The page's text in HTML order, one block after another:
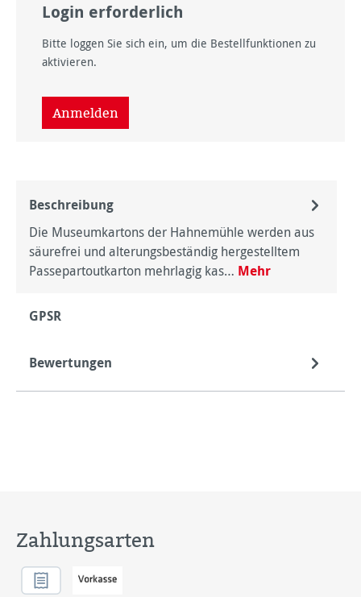
Login erforderlich
Bitte loggen Sie sich ein, um die Bestellfunktionen zu
aktivieren.
Anmelden
Beschreibung
Die Museumkartons der Hahnemühle werden aus
säurefrei und alterungsbeständig hergestelltem
Passepartoutkarton mehrlagig kas… Mehr
GPSR
Bewertungen
Zahlungsarten